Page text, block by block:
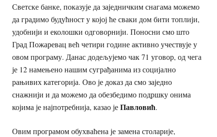
Светске банке, показује да заједничким снагама можемо
да градимо будућност у којој ће сваки дом бити топлији,
удобнији и еколошки одговорнији. Поносни смо што
Град Пожаревац већ четири године активно учествује у
овом програму. Данас додељујемо чак 71 уговор, од чега
је 12 намењено нашим суграђанима из социјално
рањивих категорија. Ово је доказ да смо заједно
снажнији и да можемо да обезбедимо подршку онима
којима је најпотребнија, казао јеПавловић.
Овим програмом обухваћена је замена столарије,